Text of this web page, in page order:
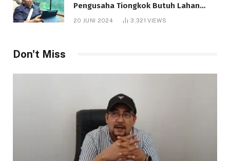
Pengusaha Tiongkok Butuh Lahan
1.000 Hektare
20 JUNI 2024 3,321VIEWS
Don't Miss